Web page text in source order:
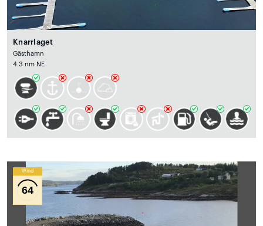
Knarrlaget
Gästhamn
4.3 nm NE
Wind
64